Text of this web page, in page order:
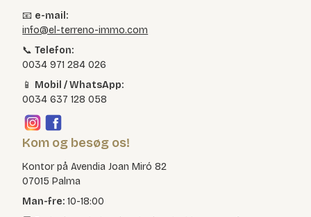
📧 e-mail:
info@el-terreno-immo.com
📞Telefon:
0034 971 284 026
📱 Mobil / WhatsApp:
0034 637 128 058
Kom og besøg os!
Kontor på Avendia Joan Miró 82
07015 Palma
Man-fre: 10-18:00